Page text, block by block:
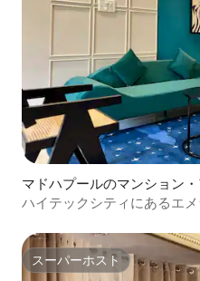
マドハプールのマンション
ハイテックシティにあるエ
スーパーホスト
スーパーホスト